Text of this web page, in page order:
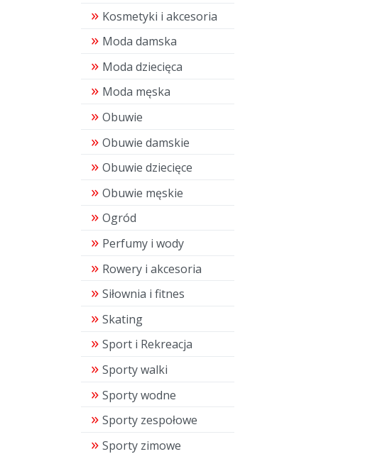
Kosmetyki i akcesoria
Moda damska
Moda dziecięca
Moda męska
Obuwie
Obuwie damskie
Obuwie dziecięce
Obuwie męskie
Ogród
Perfumy i wody
Rowery i akcesoria
Siłownia i fitnes
Skating
Sport i Rekreacja
Sporty walki
Sporty wodne
Sporty zespołowe
Sporty zimowe